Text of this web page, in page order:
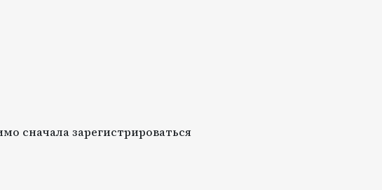
сначала зарегистрироваться